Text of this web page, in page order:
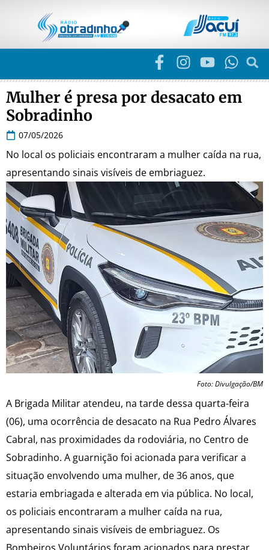
Mulher é presa por desacato em
Sobradinho
07/05/2026
No local os policiais encontraram a mulher caída na rua,
apresentando sinais visíveis de embriaguez.
Foto: Divulgação/BM
A Brigada Militar atendeu, na tarde dessa quarta-feira
(06), uma ocorrência de desacato na Rua Pedro Álvares
Cabral, nas proximidades da rodoviária, no Centro de
Sobradinho. A guarnição foi acionada para verificar a
situação envolvendo uma mulher, de 36 anos, que
estaria embriagada e alterada em via pública. No local,
os policiais encontraram a mulher caída na rua,
apresentando sinais visíveis de embriaguez. Os